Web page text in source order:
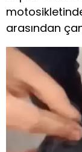
arasından